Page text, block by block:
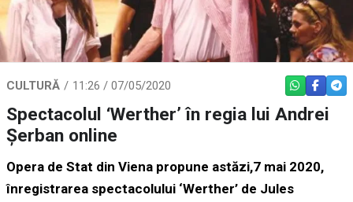
CULTURĂ 11:26 / 07/05/2020 WHATSAPP
Spectacolul ‘Werther’ în regia lui Andrei
Şerban online
Opera de Stat din Viena propune astăzi,7 mai 2020,
înregistrarea spectacolului ‘Werther’ de Jules